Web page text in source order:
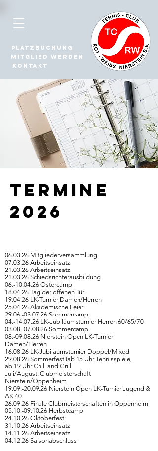
Mitglied werden
Kontakt
Platzbuchung
Termine
2026
06.03.26 Mitgliederversammlung
07.03.26 Arbeitseinsatz
21.03.26 Arbeitseinsatz
21.03.26 Schiedsrichterausbildung
06.-10.04.26 Ostercamp
18.04.26 Tag der offenen Tür
19.04.26 LK-Turnier Damen/Herren
25.04.26 Akademische Feier
29.06.-03.07.26 Sommercamp
04.-14.07.26 LK-Jubiläumsturnier Herren 60/65/70
03.08.-07.08.26 Sommercamp
08.-09.08.26 Nierstein Open LK-Turnier
Damen/Herren
16.08.26 LK-Jubiläumsturnier Doppel/Mixed
29.08.26 Sommerfest (ab 15 Uhr Tennisspiele,
ab 19 Uhr Chill and Grill
Juli/August: Clubmeisterschaft
Nierstein/Oppenheim
19.09.-20.09.26 Nierstein Open LK-Turnier Jugend &
AK 40
26.09.26 Finale Clubmeisterschaften in Oppenheim
05.10.-09.10.26 Herbstcamp
24.10.26 Oktoberfest
31.10.26 Arbeitseinsatz
14.11.26 Arbeitseinsatz
04.12.26 Saisonabschluss